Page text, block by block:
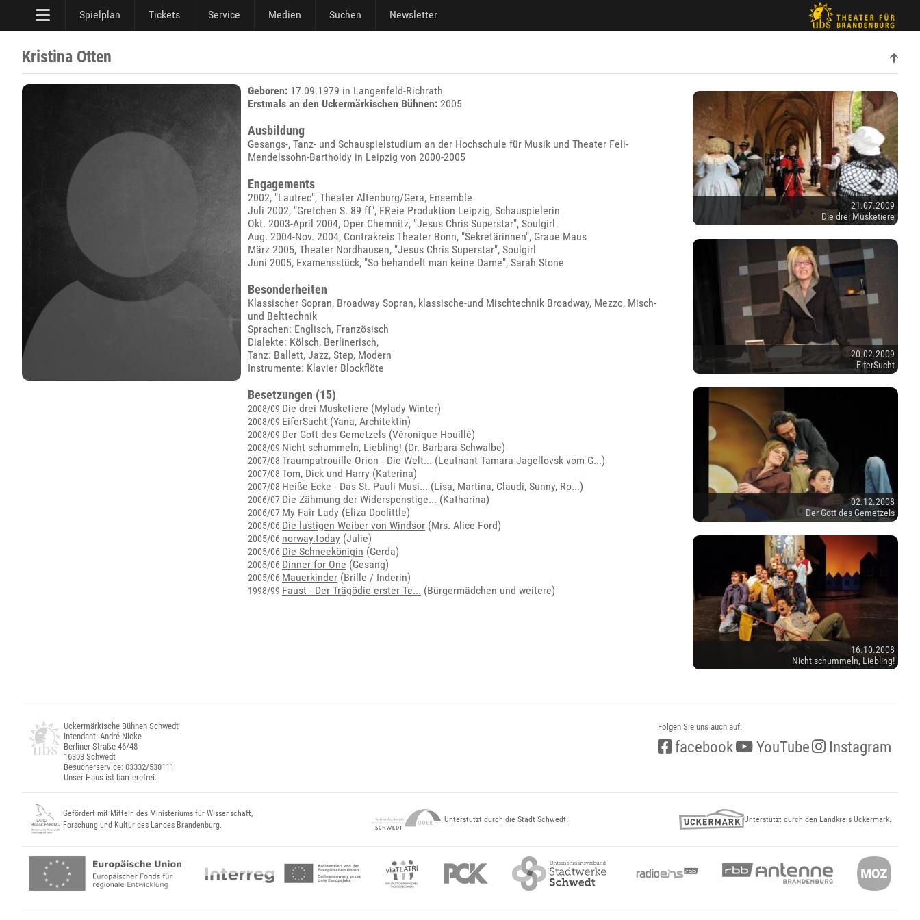
Spielplan Tickets Service Medien Suchen Newsletter
Kristina Otten
Geboren: 17.09.1979 in Langenfeld-Richrath
Erstmals an den Uckermärkischen Bühnen: 2005
Ausbildung
Gesangs-, Tanz- und Schauspielstudium an der Hochschule für Musik und Theater Feli-
Mendelssohn-Bartholdy in Leipzig von 2000-2005
Engagements
2002, "Lautrec", Theater Altenburg/Gera, Ensemble
Juli 2002, "Gretchen S. 89 ff", FReie Produktion Leipzig, Schauspielerin
Okt. 2003-April 2004, Oper Chemnitz, "Jesus Chris Superstar", Soulgirl
Aug. 2004-Nov. 2004, Contrakreis Theater Bonn, "Sekretärinnen", Graue Maus
März 2005, Theater Nordhausen, "Jesus Chris Superstar", Soulgirl
Juni 2005, Examensstück, "So behandelt man keine Dame", Sarah Stone
Besonderheiten
Klassischer Sopran, Broadway Sopran, klassische-und Mischtechnik Broadway, Mezzo, Misch-
und Belttechnik
Sprachen: Englisch, Französisch
Dialekte: Kölsch, Berlinerisch,
Tanz: Ballett, Jazz, Step, Modern
Instrumente: Klavier Blockflöte
Besetzungen (15)
2008/09 Die drei Musketiere (Mylady Winter)
2008/09 EiferSucht (Yana, Architektin)
2008/09 Der Gott des Gemetzels (Véronique Houillé)
2008/09 Nicht schummeln, Liebling! (Dr. Barbara Schwalbe)
2007/08 Traumpatrouille Orion - Die Welt... (Leutnant Tamara Jagellovsk vom G...)
2007/08 Tom, Dick und Harry (Katerina)
2007/08 Heiße Ecke - Das St. Pauli Musi... (Lisa, Martina, Claudi, Sunny, Ro...)
2006/07 Die Zähmung der Widerspenstige... (Katharina)
2006/07 My Fair Lady (Eliza Doolittle)
2005/06 Die lustigen Weiber von Windsor (Mrs. Alice Ford)
2005/06 norway.today (Julie)
2005/06 Die Schneekönigin (Gerda)
2005/06 Dinner for One (Gesang)
2005/06 Mauerkinder (Brille / Inderin)
1998/99 Faust - Der Trägödie erster Te... (Bürgermädchen und weitere)
21.07.2009
Die drei Musketiere
20.02.2009
EiferSucht
02.12.2008
Der Gott des Gemetzels
16.10.2008
Nicht schummeln, Liebling!
Uckermärkische Bühnen Schwedt
Intendant: André Nicke
Berliner Straße 46/48
16303 Schwedt
Besucherservice: 03332/538111
Unser Haus ist barrierefrei.
Folgen Sie uns auch auf:
facebook YouTube Instagram
Gefördert mit Mitteln des Ministeriums für Wissenschaft,
Forschung und Kultur des Landes Brandenburg.
Unterstützt durch die Stadt Schwedt. Unterstützt durch den Landkreis Uckermark.